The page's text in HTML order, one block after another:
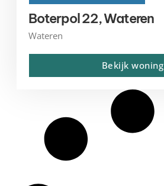
Boterpol 22, Wateren
Wateren
Bekijk woning